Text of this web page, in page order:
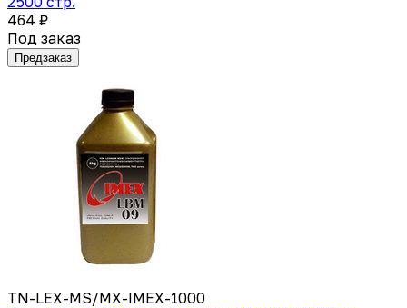
464 ₽
Под заказ
Предзаказ
TN-LEX-MS/MX-IMEX-1000